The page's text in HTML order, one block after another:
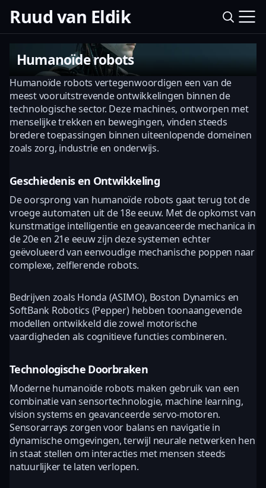
Ruud van Eldik
Humanoïde robots
Humanoïde robots vertegenwoordigen een van de
meest vooruitstrevende ontwikkelingen binnen de
technologische sector. Deze machines, ontworpen met
menselijke trekken en bewegingen, vinden steeds
bredere toepassingen binnen uiteenlopende domeinen
zoals zorg, industrie en onderwijs.
Geschiedenis en Ontwikkeling
De oorsprong van humanoïde robots gaat terug tot de
vroege automaten uit de 18e eeuw. Met de opkomst van
kunstmatige intelligentie en geavanceerde mechanica in
de 20e en 21e eeuw zijn deze systemen echter
geëvolueerd van eenvoudige mechanische poppen naar
complexe, zelflerende robots.
Bedrijven zoals Honda (ASIMO), Boston Dynamics en
SoftBank Robotics (Pepper) hebben toonaangevende
modellen ontwikkeld die zowel motorische
vaardigheden als cognitieve functies combineren.
Technologische Doorbraken
Moderne humanoïde robots maken gebruik van een
combinatie van sensortechnologie, machine learning,
vision systems en geavanceerde servo-motoren.
Sensorarrays zorgen voor balans en navigatie in
dynamische omgevingen, terwijl neurale netwerken hen
in staat stellen om interacties met mensen steeds
natuurlijker te laten verlopen.